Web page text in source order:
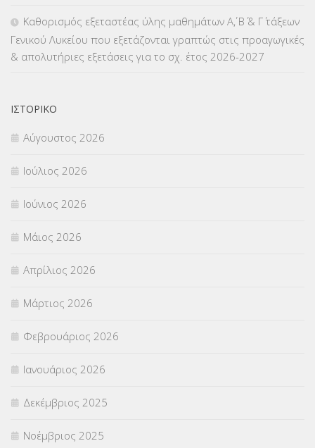
ΜΕΤΑΦΟΡΑ ΜΑΘΗΤΩΝ(3)
ΟΙΚΟΝΟΜΙΚΑ ΘΕΜΑΤΑ
Π.Ε.Κ. ΗΡΑΚΛΕΙΟΥ
ΠΑΝΕΛΛΑΔΙΚΕΣ ΕΞΕΤΑΣΕΙΣ
ΠΡΟΚΗΡΥΞΕΙΣ
ΣΕΜΙΝΑΡΙΑ – ΗΜΕΡΙΔΕΣ
ΣΕΠ(50)
ΣΤΕΛΕΧΗ (360)
ΣΥΜΒΟΥΛΕΥΤΙΚΟΣ ΣΤΑΘΜΟΣ ΝΕΩΝ
ΣΥΝΤΑΞΕΙΣ(12)
ΣΧΟΛΙΚΟΙ ΣΥΜΒΟΥΛΟΙ
ΥΠΕΡΑΡΙΘΜΟΙ(1)
Καθορισμός εξεταστέας ύλης μαθημάτων Α΄, Β΄ & Γ΄ τάξεων
Γενικού Λυκείου που εξετάζονται γραπτώς στις προαγωγικές
& απολυτήριες εξετάσεις για το σχ. έτος 2026-2027
ΙΣΤΟΡΙΚΌ
Αύγουστος 2026
Ιούλιος 2026
Ιούνιος 2026
Μάιος 2026
Απρίλιος 2026
Μάρτιος 2026
Φεβρουάριος 2026
Ιανουάριος 2026
Δεκέμβριος 2025
Νοέμβριος 2025